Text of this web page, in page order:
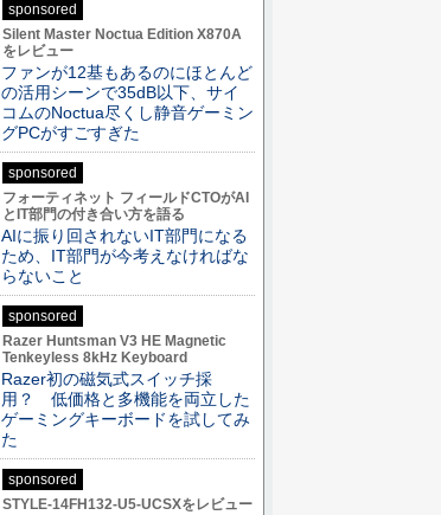
sponsored
Silent Master Noctua Edition X870A
をレビュー
ファンが12基もあるのにほとんど
の活用シーンで35dB以下、サイ
コムのNoctua尽くし静音ゲーミン
グPCがすごすぎた
sponsored
フォーティネット フィールドCTOがAI
とIT部門の付き合い方を語る
AIに振り回されないIT部門になる
ため、IT部門が今考えなければな
らないこと
sponsored
Razer Huntsman V3 HE Magnetic
Tenkeyless 8kHz Keyboard
Razer初の磁気式スイッチ採
用？ 低価格と多機能を両立した
ゲーミングキーボードを試してみ
た
sponsored
STYLE-14FH132-U5-UCSXをレビュー